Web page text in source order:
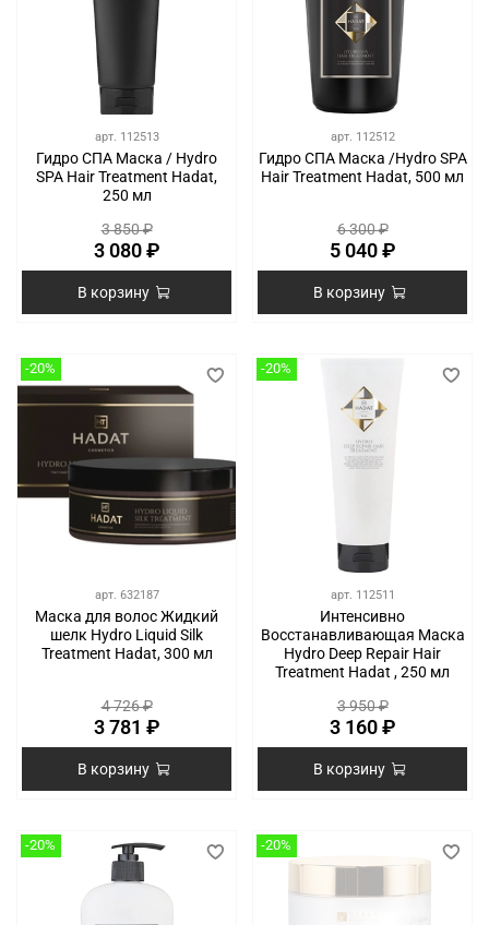
арт. 112513
Гидро СПА Маска / Hydro
SPA Hair Treatment Hadat,
250 мл
3 850 ₽
3 080 ₽
В корзину
арт. 112512
Гидро СПА Маска /Hydro SPA
Hair Treatment Hadat, 500 мл
6 300 ₽
5 040 ₽
В корзину
-20%
арт. 632187
Маска для волос Жидкий
шелк Hydro Liquid Silk
Treatment Hadat, 300 мл
4 726 ₽
3 781 ₽
В корзину
-20%
арт. 112511
Интенсивно
Восстанавливающая Маска
Hydro Deep Repair Hair
Treatment Hadat , 250 мл
3 950 ₽
3 160 ₽
В корзину
-20% -20%